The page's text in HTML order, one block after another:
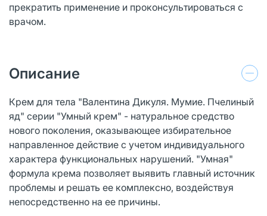
прекратить применение и проконсультироваться с
врачом.
Описание
Крем для тела "Валентина Дикуля. Мумие. Пчелиный
яд" серии "Умный крем" - натуральное средство
нового поколения, оказывающее избирательное
направленное действие с учетом индивидуального
характера функциональных нарушений. "Умная"
формула крема позволяет выявить главный источник
проблемы и решать ее комплексно, воздействуя
непосредственно на ее причины.